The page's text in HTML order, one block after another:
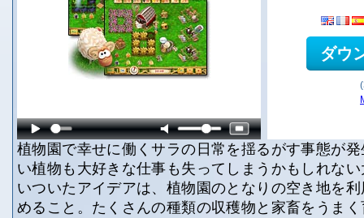
ダウ
植物園で幸せに働くサラの日常を揺るがす事態が
い植物も大好きな仕事も失ってしまうかもしれな
いついたアイデアは、植物園のとなりの空き地を
めること。たくさんの種類の収穫物と家畜をうま